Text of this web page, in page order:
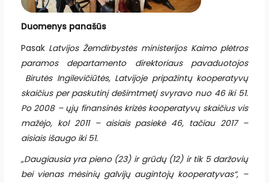
Duomenys panašūs
Pasak Latvijos Žemdirbystės ministerijos Kaimo plėtros
paramos departamento direktoriaus pavaduotojos
Birutės Ingilevičiūtės, Latvijoje pripažintų kooperatyvų
skaičius per paskutinį dešimtmetį svyravo nuo 46 iki 51.
Po 2008 – ųjų finansinės krizės kooperatyvų skaičius vis
mažėjo, kol 2011 – aisiais pasiekė 46, tačiau 2017 –
aisiais išaugo iki 51.
„Daugiausia yra pieno (23) ir grūdų (12) ir tik 5 daržovių
bei vienas mėsinių galvijų augintojų kooperatyvas“, –